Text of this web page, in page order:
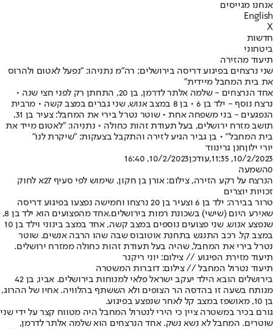
אנחנו מגייסים
English
X
חדשות
ביטחוני
תיעוד מהזירה
שני נרצחים בפיגוע דריסה בירושלים; רה"מ נתניהו: "נפעל לאטום ולהרוס
את בית המחבל מיידית"
אחד הנרצחים - שלמה אלתר לדרמן, בן 20, התחתן רק לפני חצי שנה •
נרצח נוסף - ילד בן 6 • בן 8 במצב אנוש, שני גברים במצב קשה • מרבית
הנפגעים - בני משפחה אחת • שוטר נטרל בירי את המחבל: צעיר בן 31,
תושב מזרח ירושלים, בעל תעודת זהות כחולה • נתניהו: "לאטום מייד את
בית המחבל" • בן גביר הגיע לזירה והתקבל בצעקות: "שיקרת לנו"
יורי ילוןחנן גרינווד
10/2/2023, 11:35
,עודכן10/2/2023, 16:40
0השמעה
הנרצח על רקע הזירה, צילום: אורן בן חקון, שימוש לפי סעיף 27א לחוק
זכויות יוצרים
טרור בבירה: ילד בן 6 וצעיר בן 20 נרצחו וחמישה נפצעו בפיגוע דריסה
שאירע היום (שישי) בשכונת רמות בירושלים.
אחד מהפצועים הוא ילד בן 8,
שנפצע אנוש. שני פצועים נוספים במצב קשה, אחד במצב בינוני וילד בן 10
במצב קל. רכב התנגש בתחנת אוטובוס שבה שהו הרבה אנשים. שוטר
נטרל בירי את המחבל, שהיה בעל תעודת זהות כחולה ממזרח ירושלים.
תיעוד מזירת הפיגוע // צילום: יוני ריקנר
תיעוד נטרול המחבל // צילום: דוברות המשטרה
בירושלים הובא הילד יעקב ישראל פלאי למנוחות בירושלים. אביו, בן 42
מנותח בשעה זו בהדסה הר הצופים ולא הששתף בהלוויה. אחיו של ההרוג,
בן 10, מאושפז במצב קל לאחר שנפצע בפיגוע.
גורם בכיר במשטרה ציין כי הירי לנטרול המחבל היה מטווח קצר על ידי שני
שוטרים. המחבל לא נשא נשק. אחד הנרצחים הוא שלמה אלתר לדרמן,